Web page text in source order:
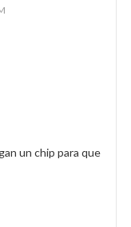
un chip para que